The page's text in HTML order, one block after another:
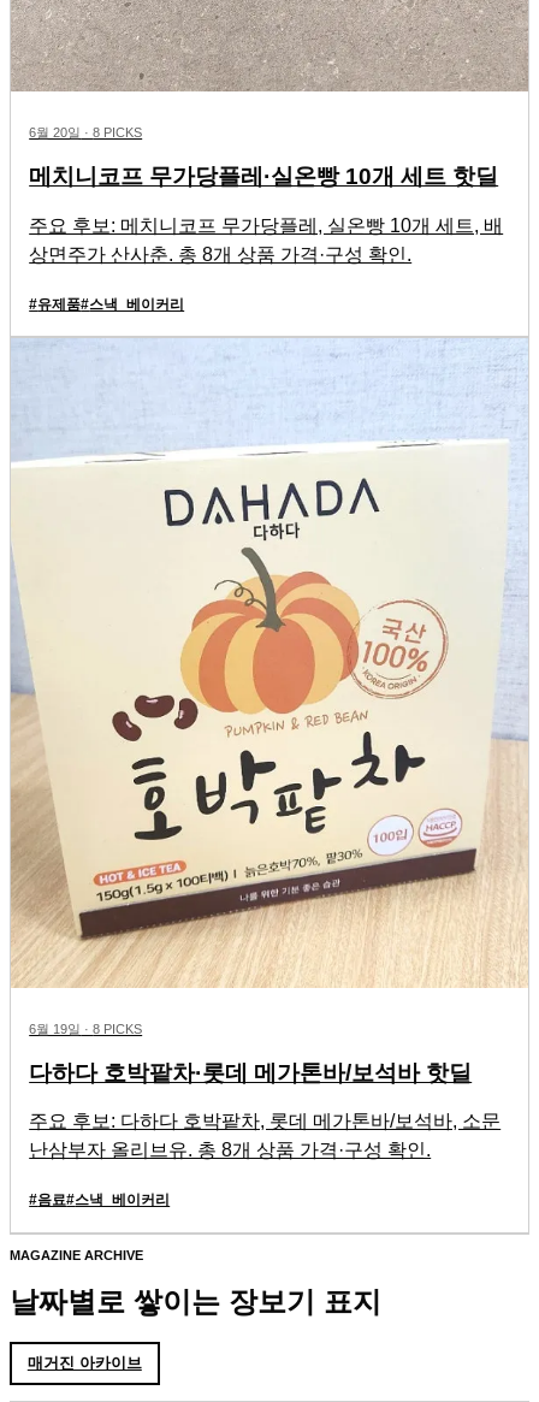
6월 20일 ·8 PICKS
메치니코프 무가당플레·실온빵 10개 세트 핫딜
주요 후보: 메치니코프 무가당플레, 실온빵 10개 세트, 배
상면주가 산사춘. 총 8개 상품 가격·구성 확인.
#유제품#스낵_베이커리
6월 19일 ·8 PICKS
다하다 호박팥차·롯데 메가톤바/보석바 핫딜
주요 후보: 다하다 호박팥차, 롯데 메가톤바/보석바, 소문
난삼부자 올리브유. 총 8개 상품 가격·구성 확인.
#음료#스낵_베이커리
MAGAZINE ARCHIVE
날짜별로 쌓이는 장보기 표지
매거진 아카이브